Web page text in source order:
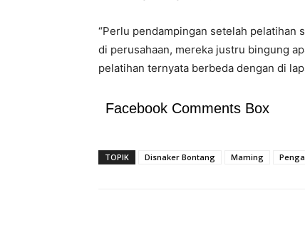
“Perlu pendampingan setelah pelatihan
di perusahaan, mereka justru bingung
pelatihan ternyata berbeda dengan di
Facebook Comments Box
TOPIK Disnaker Bontang Maming